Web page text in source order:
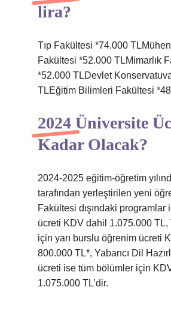
lira?
Tıp Fakültesi *74.000
Fakültesi *52.000 TLMimarlık
*52.000 TLDevlet
TLEğitim Bilimleri Fakültesi
2024 Üniversite
Kadar Olacak?
2024-2025 eğitim-öğretim
tarafından yerleştirilen yeni
Fakültesi dışındaki programlar
ücreti KDV dahil 1.075.000 TL,
için yarı burslu öğrenim ücreti
800.000 TL*, Yabancı Dil
ücreti ise tüm bölümler için
1.075.000 TL’dir.